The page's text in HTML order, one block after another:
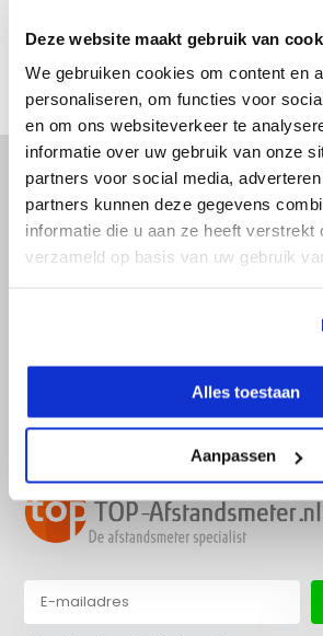
Deze website maakt gebruik van
We gebruiken cookies om content en
personaliseren, om functies voor
en om ons websiteverkeer te
informatie over uw gebruik van onze
partners voor social media,
partners kunnen deze gegevens
informatie die u aan ze heeft verstrekt
verzameld op basis van uw gebruik
Alles toestaan
Aanpassen
Vergelijk
Advies nodig?
Bel direct met een
info@top-